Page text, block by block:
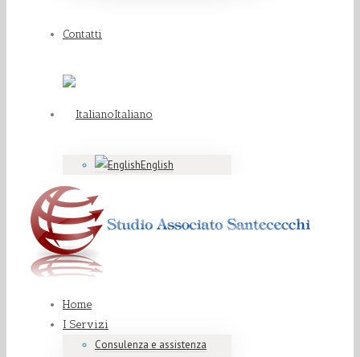
Contatti
Italiano
English
Home
I Servizi
Consulenza e assistenza